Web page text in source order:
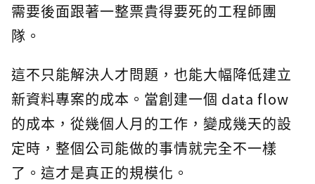
需要後面跟著一整票貴得要死的工程師團
隊。
這不只能解決人才問題，也能大幅降低建立
新資料專案的成本。當創建一個 data flow
的成本，從幾個人月的工作，變成幾天的設
定時，整個公司能做的事情就完全不一樣
了。這才是真正的規模化。